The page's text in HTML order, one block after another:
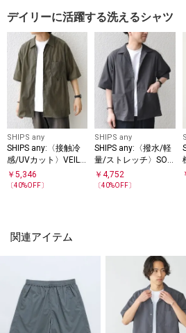
デイリーに活躍する洗えるシャツ
SHIPS any
SHIPS any:〈接触冷
感/UVカット〉VEILIC
E レギュラーカラー
ポケット シャツ(セッ
￥ 5,346
〔40%OFF〕
SHIPS any
SHIPS any:〈撥水/軽
量/ストレッチ〉SOL
OTEX(R) シアサッカ
ー キャンプポケット
￥4,752
〔40%OFF〕
関連アイテム